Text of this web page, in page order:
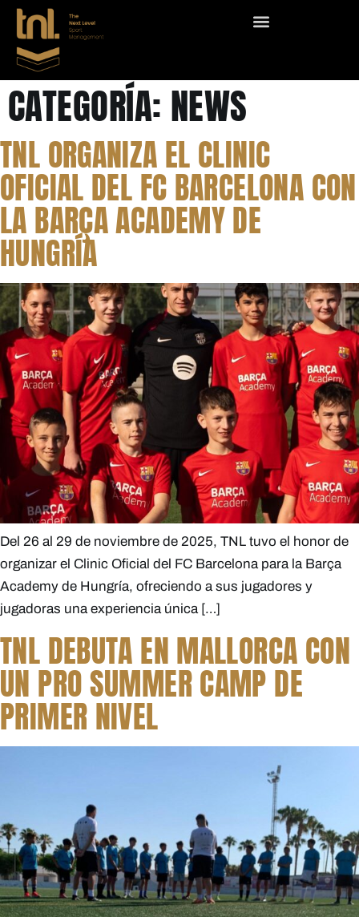
CATEGORÍA: NEWS
TNL ORGANIZA EL CLINIC
OFICIAL DEL FC BARCELONA CON
LA BARÇA ACADEMY DE
HUNGRÍA
Del 26 al 29 de noviembre de 2025, TNL tuvo el honor de
organizar el Clinic Oficial del FC Barcelona para la Barça
Academy de Hungría, ofreciendo a sus jugadores y
jugadoras una experiencia única […]
TNL DEBUTA EN MALLORCA CON
UN PRO SUMMER CAMP DE
PRIMER NIVEL